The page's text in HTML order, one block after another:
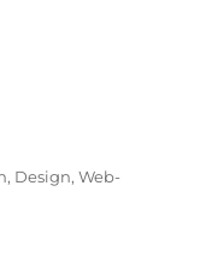
, Design,Web-